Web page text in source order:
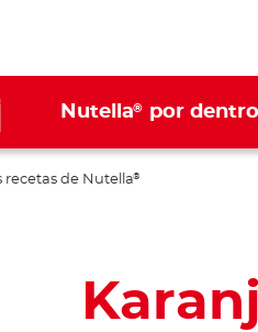
Nutella® por dentro
recetas de Nutella®